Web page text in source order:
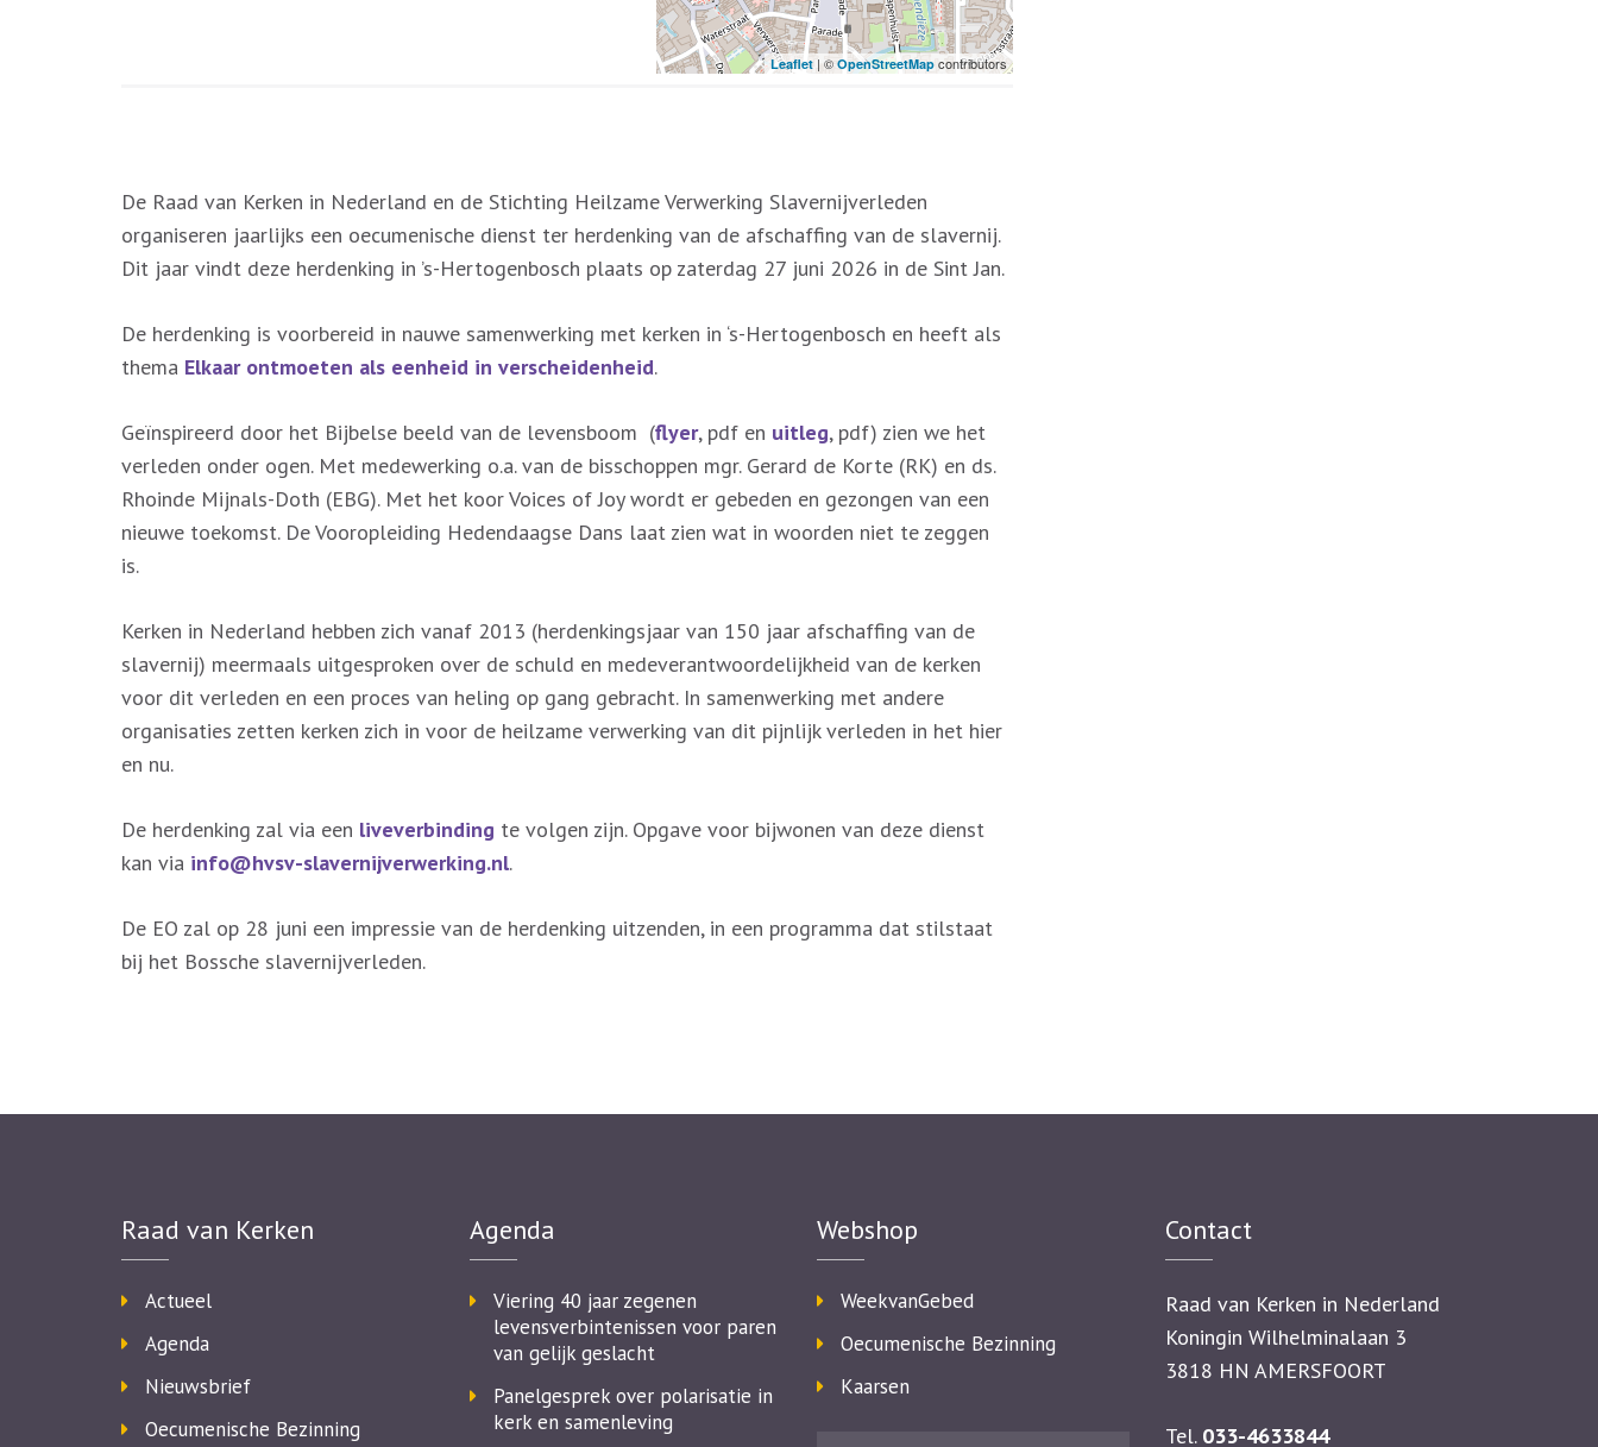
Leaflet| © OpenStreetMapcontributors
De Raad van Kerken in Nederland en de Stichting Heilzame Verwerking Slavernijverleden
organiseren jaarlijks een oecumenische dienst ter herdenking van de afschaffing van de slavernij.
Dit jaar vindt deze herdenking in ’s-Hertogenbosch plaats op zaterdag 27 juni 2026 in de Sint Jan.
De herdenking is voorbereid in nauwe samenwerking met kerken in ‘s-Hertogenbosch en heeft als
thema Elkaar ontmoeten als eenheid in verscheidenheid.
Geïnspireerd door het Bijbelse beeld van de levensboom (flyer, pdf en uitleg, pdf) zien we het
verleden onder ogen. Met medewerking o.a. van de bisschoppen mgr. Gerard de Korte (RK) en ds.
Rhoinde Mijnals-Doth (EBG). Met het koor Voices of Joy wordt er gebeden en gezongen van een
nieuwe toekomst. De Vooropleiding Hedendaagse Dans laat zien wat in woorden niet te zeggen
is.
Kerken in Nederland hebben zich vanaf 2013 (herdenkingsjaar van 150 jaar afschaffing van de
slavernij) meermaals uitgesproken over de schuld en medeverantwoordelijkheid van de kerken
voor dit verleden en een proces van heling op gang gebracht. In samenwerking met andere
organisaties zetten kerken zich in voor de heilzame verwerking van dit pijnlijk verleden in het hier
en nu.
De herdenking zal via een liveverbinding te volgen zijn. Opgave voor bijwonen van deze dienst
kan via info@hvsv-slavernijverwerking.nl.
De EO zal op 28 juni een impressie van de herdenking uitzenden, in een programma dat stilstaat
bij het Bossche slavernijverleden.
Raad van Kerken
Actueel
Agenda
Nieuwsbrief
Oecumenische Bezinning
Agenda
Viering 40 jaar zegenen
levensverbintenissen voor paren
van gelijk geslacht
Panelgesprek over polarisatie in
kerk en samenleving
Webshop
WeekvanGebed
Oecumenische Bezinning
Kaarsen
Contact
Raad van Kerken in Nederland
Koningin Wilhelminalaan 3
3818 HN AMERSFOORT
Tel. 033-4633844